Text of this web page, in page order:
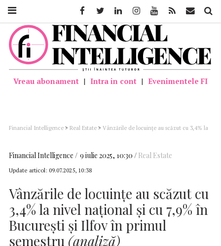
Vreau abonament | Intra in cont | Evenimentele FI
Financial Intelligence > Real Estate > Vânzările de locuinţe au scăzut cu 3,4% la
Financial Intelligence 9 iulie 2025, 10:30 Real Estate
Update articol: 09.07.2025, 10:38
Vânzările de locuinţe au scăzut cu
3,4% la nivel naţional şi cu 7,9% în
Bucureşti şi Ilfov în primul
semestru (analiză)
FacebookTwitter LinkedinInstagramYoutube Feed Mail